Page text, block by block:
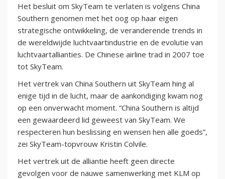
Het besluit om SkyTeam te verlaten is volgens China
Southern genomen met het oog op haar eigen
strategische ontwikkeling, de veranderende trends in
de wereldwijde luchtvaartindustrie en de evolutie van
luchtvaartallianties. De Chinese airline trad in 2007 toe
tot SkyTeam.
Het vertrek van China Southern uit SkyTeam hing al
enige tijd in de lucht, maar de aankondiging kwam nog
op een onverwacht moment. “China Southern is altijd
een gewaardeerd lid geweest van SkyTeam. We
respecteren hun beslissing en wensen hen alle goeds”,
zei SkyTeam-topvrouw Kristin Colvile.
Het vertrek uit de alliantie heeft geen directe
gevolgen voor de nauwe samenwerking met KLM op